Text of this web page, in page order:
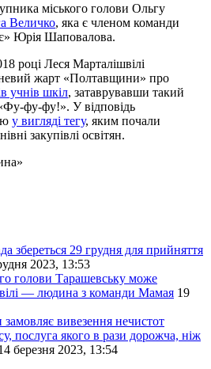
міського голови Ольгу
Величко, яка є членом команди
Юрія Шаповалова.
році Леся Марталішвілі
жарт «Полтавщини» про
учнів шкіл, затаврувавши такий
фу-фу!». У відповідь
у вигляді тегу, яким почали
закупівлі освітян.
збереться 29 грудня для прийняття
2023, 13:53
голови Тарашевську може
— людина з команди Мамая 19
замовляє вивезення нечистот
послуга якого в рази дорожча, ніж
березня 2023, 13:54